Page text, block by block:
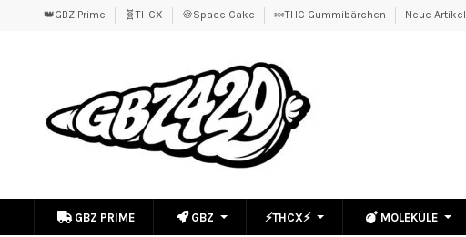
👑GBZ Prime 🧬THCX 🍪Space Cake 🍬THC Gummibärchen Neue Artikel
GBZ PRIME GBZ ⚡THCX⚡ MOLEKÜLE